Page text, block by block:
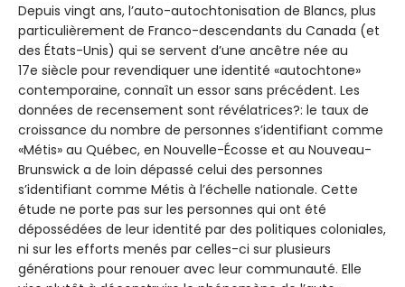
Depuis vingt ans, l’auto-autochtonisation de Blancs, plus
particulièrement de Franco-descendants du Canada (et
des États-Unis) qui se servent d’une ancêtre née au
17e siècle pour revendiquer une identité «autochtone»
contemporaine, connaît un essor sans précédent. Les
données de recensement sont révélatrices?: le taux de
croissance du nombre de personnes s’identifiant comme
«Métis» au Québec, en Nouvelle-Écosse et au Nouveau-
Brunswick a de loin dépassé celui des personnes
s’identifiant comme Métis à l’échelle nationale. Cette
étude ne porte pas sur les personnes qui ont été
dépossédées de leur identité par des politiques coloniales,
ni sur les efforts menés par celles-ci sur plusieurs
générations pour renouer avec leur communauté. Elle